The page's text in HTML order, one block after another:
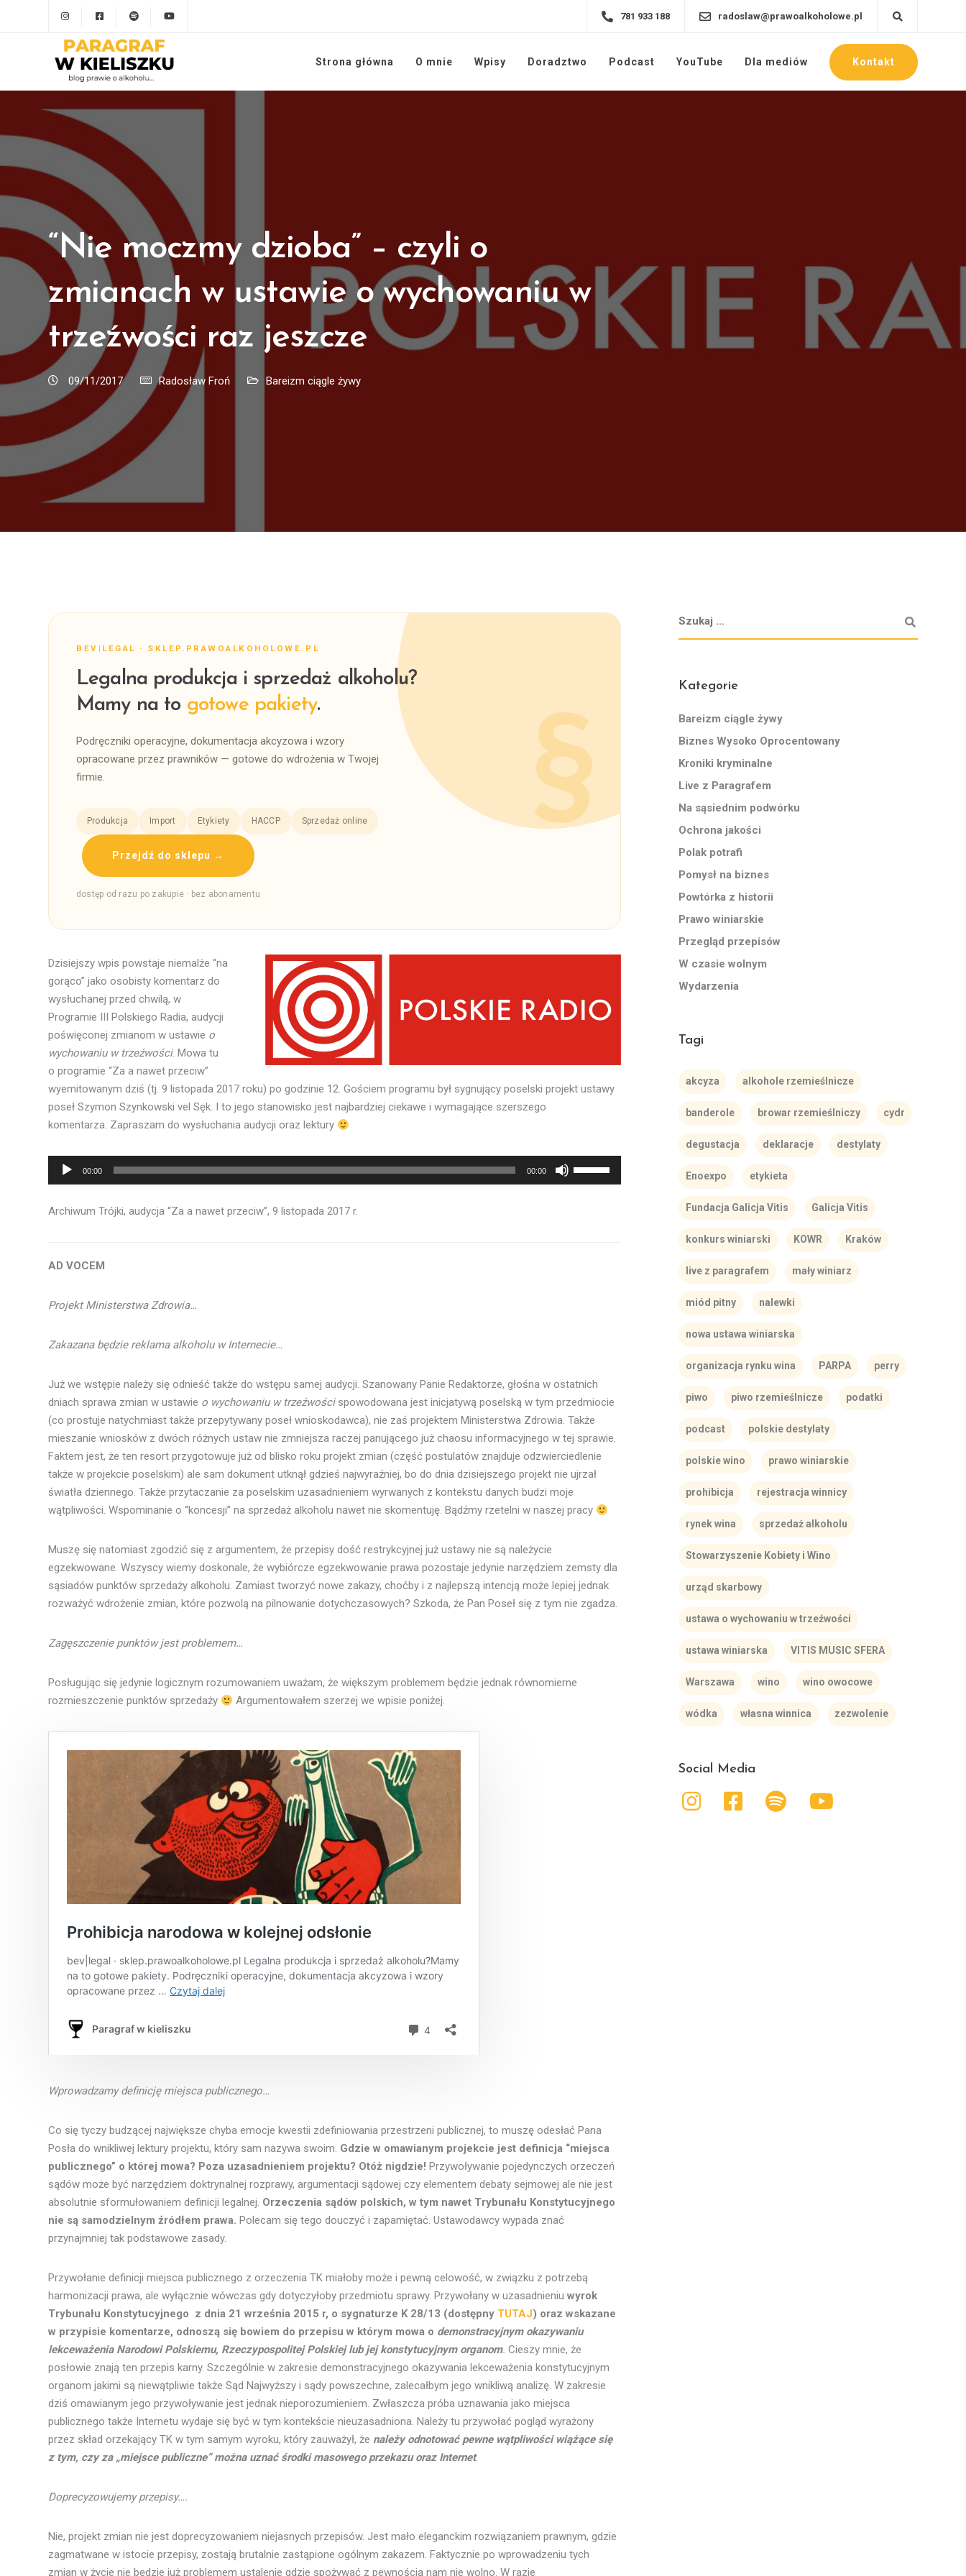
781 933 188 radoslaw@prawoalkoholowe.pl
Strona główna O mnie Wpisy Doradztwo Podcast YouTube Dla mediów Kontakt
“Nie moczmy dzioba” – czyli o
zmianach w ustawie o wychowaniu w
trzeźwości raz jeszcze
09/11/2017 Radosław Froń Bareizm ciągle żywy
BEV|LEGAL · SKLEP.PRAWOALKOHOLOWE.PL
Legalna produkcja i sprzedaż alkoholu?
Mamy na to gotowe pakiety.
Podręczniki operacyjne, dokumentacja akcyzowa i wzory
opracowane przez prawników — gotowe do wdrożenia w Twojej
firmie.
Produkcja Import Etykiety HACCP Sprzedaż online
Przejdź do sklepu →
dostęp od razu po zakupie · bez abonamentu
Dzisiejszy wpis powstaje niemalże “na
gorąco” jako osobisty komentarz do
wysłuchanej przed chwilą, w
Programie III Polskiego Radia, audycji
poświęconej zmianom w ustawie o
wychowaniu w trzeźwości. Mowa tu
o programie “Za a nawet przeciw”
wyemitowanym dziś (tj. 9 listopada 2017 roku) po godzinie 12. Gościem programu był sygnujący poselski projekt ustawy
poseł Szymon Szynkowski vel Sęk. I to jego stanowisko jest najbardziej ciekawe i wymagające szerszego
komentarza. Zapraszam do wysłuchania audycji oraz lektury
Odtwarzacz
plików
00:00 00:00
strzałek
Archiwum Trójki, audycja “Za a nawet przeciw”, 9 listopada 2017 r.
AD VOCEM
Projekt Ministerstwa Zdrowia…
Zakazana będzie reklama alkoholu w Internecie…
Już we wstępie należy się odnieść także do wstępu samej audycji. Szanowany Panie Redaktorze, głośna w ostatnich
dniach sprawa zmian w ustawie o wychowaniu w trzeźwościspowodowana jest inicjatywą poselską w tym przedmiocie
(co prostuje natychmiast także przepytywany poseł wnioskodawca), nie zaś projektem Ministerstwa Zdrowia. Także
mieszanie wniosków z dwóch różnych ustaw nie zmniejsza raczej panującego już chaosu informacyjnego w tej sprawie.
Faktem jest, że ten resort przygotowuje już od blisko roku projekt zmian (część postulatów znajduje odzwierciedlenie
także w projekcie poselskim) ale sam dokument utknął gdzieś najwyraźniej, bo do dnia dzisiejszego projekt nie ujrzał
światła dziennego. Także przytaczanie za poselskim uzasadnieniem wyrwanych z kontekstu danych budzi moje
wątpliwości. Wspominanie o “koncesji” na sprzedaż alkoholu nawet nie skomentuję. Bądźmy rzetelni w naszej pracy
Muszę się natomiast zgodzić się z argumentem, że przepisy dość restrykcyjnej już ustawy nie są należycie
egzekwowane. Wszyscy wiemy doskonale, że wybiórcze egzekwowanie prawa pozostaje jedynie narzędziem zemsty dla
sąsiadów punktów sprzedaży alkoholu. Zamiast tworzyć nowe zakazy, choćby i z najlepszą intencją może lepiej jednak
rozważyć wdrożenie zmian, które pozwolą na pilnowanie dotychczasowych? Szkoda, że Pan Poseł się z tym nie zgadza.
Zagęszczenie punktów jest problemem…
Posługując się jedynie logicznym rozumowaniem uważam, że większym problemem będzie jednak równomierne
rozmieszczenie punktów sprzedaży
Argumentowałem szerzej we wpisie poniżej.
Wprowadzamy definicję miejsca publicznego…
Co się tyczy budzącej największe chyba emocje kwestii zdefiniowania przestrzeni publicznej, to muszę odesłać Pana
Posła do wnikliwej lektury projektu, który sam nazywa swoim. Gdzie w omawianym projekcie jest definicja “miejsca
publicznego” o której mowa? Poza uzasadnieniem projektu? Otóż nigdzie! Przywoływanie pojedynczych orzeczeń
sądów może być narzędziem doktrynalnej rozprawy, argumentacji sądowej czy elementem debaty sejmowej ale nie jest
absolutnie sformułowaniem definicji legalnej. Orzeczenia sądów polskich, w tym nawet Trybunału Konstytucyjnego
nie są samodzielnym źródłem prawa. Polecam się tego douczyć i zapamiętać. Ustawodawcy wypada znać
przynajmniej tak podstawowe zasady.
Przywołanie definicji miejsca publicznego z orzeczenia TK miałoby może i pewną celowość, w związku z potrzebą
harmonizacji prawa, ale wyłącznie wówczas gdy dotyczyłoby przedmiotu sprawy. Przywołany w uzasadnieniu wyrok
Trybunału Konstytucyjnego z dnia 21 września 2015 r, o sygnaturze K 28/13 (dostępny TUTAJ) oraz wskazane
w przypisie komentarze, odnoszą się bowiem do przepisu w którym mowa o demonstracyjnym okazywaniu
lekceważenia Narodowi Polskiemu, Rzeczypospolitej Polskiej lub jej konstytucyjnym organom. Cieszy mnie, że
posłowie znają ten przepis karny. Szczególnie w zakresie demonstracyjnego okazywania lekceważenia konstytucyjnym
organom jakimi są niewątpliwie także Sąd Najwyższy i sądy powszechne, zalecałbym jego wnikliwą analizę. W zakresie
dziś omawianym jego przywoływanie jest jednak nieporozumieniem. Zwłaszcza próba uznawania jako miejsca
publicznego także Internetu wydaje się być w tym kontekście nieuzasadniona. Należy tu przywołać pogląd wyrażony
przez skład orzekający TK w tym samym wyroku, który zauważył, że należy odnotować pewne wątpliwości wiążące się
z tym, czy za „miejsce publiczne” można uznać środki masowego przekazu oraz Internet.
Doprecyzowujemy przepisy….
Nie, projekt zmian nie jest doprecyzowaniem niejasnych przepisów. Jest mało eleganckim rozwiązaniem prawnym, gdzie
zagmatwane w istocie przepisy, zostają brutalnie zastąpione ogólnym zakazem. Faktycznie po wprowadzeniu tych
zmian w życie nie będzie już problemem ustalenie gdzie spożywać z pewnością nam nie wolno. W razie
Kategorie
Bareizm ciągle żywy
Biznes Wysoko Oprocentowany
Kroniki kryminalne
Live z Paragrafem
Na sąsiednim podwórku
Ochrona jakości
Polak potrafi
Pomysł na biznes
Powtórka z historii
Prawo winiarskie
Przegląd przepisów
W czasie wolnym
Wydarzenia
Tagi
akcyza alkohole rzemieślnicze
banderole browar rzemieślniczy cydr
degustacja deklaracje destylaty
Enoexpo etykieta
Fundacja Galicja Vitis Galicja Vitis
konkurs winiarski KOWR Kraków
live z paragrafem mały winiarz
miód pitny nalewki
nowa ustawa winiarska
organizacja rynku wina PARPA perry
piwo piwo rzemieślnicze podatki
podcast polskie destylaty
polskie wino prawo winiarskie
prohibicja rejestracja winnicy
rynek wina sprzedaż alkoholu
Stowarzyszenie Kobiety i Wino
urząd skarbowy
ustawa o wychowaniu w trzeźwości
ustawa winiarska VITIS MUSIC SFERA
Warszawa wino wino owocowe
wódka własna winnica zezwolenie
Social Media